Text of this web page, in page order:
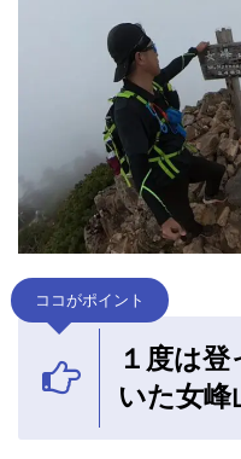
ココがポイント
１度は
いた女峰